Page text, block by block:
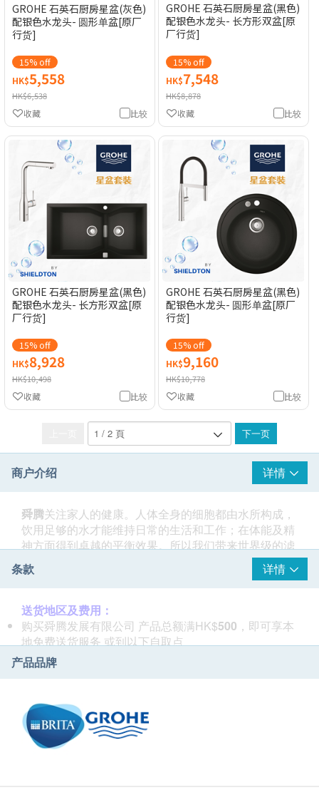
GROHE 石英石厨房星盆(灰色)
配银色水龙头- 圆形单盆[原厂
行货]
15% off
HK$5,558
HK$6,538
比较
收藏
GROHE 石英石厨房星盆(黑色)
配银色水龙头- 长方形双盆[原
厂行货]
15% off
HK$7,548
HK$8,878
比较
收藏
GROHE 石英石厨房星盆(黑色)
配银色水龙头- 长方形双盆[原
厂行货]
15% off
HK$8,928
HK$10,498
比较
收藏
GROHE 石英石厨房星盆(黑色)
配银色水龙头- 圆形单盆[原厂
行货]
15% off
HK$9,160
HK$10,778
比较
收藏
下一页
商户介绍 详情
舜腾关注家人的健康。人体全身的细胞都由水所构成，
饮用足够的水才能维持日常的生活和工作；在体能及精
神方面得到卓越的平衡效果。所以我们带来世界级的滤
水器，一个全球品牌
。它源于德国，超过
50年经验的优化饮用水专家。
产品包括滤水
器，水壶，水瓶；使用食品级材料，精湛的技术，获得
权威机构TUV 认证，其高质量与时尚设计，在全球超
过 60个国家销售。
舜腾提供
求，给予最佳的口感，最健康及最经济的效益。
条款 详情
送货地区及费用：
购买舜腾发展有限公司 产品总额满HK$500 ，即可享本
地免费送货服务 或到以下自取点
自取點：指定OK便利店 (
櫃
东涌 / 赤鱲角机场 / 大屿山 / 马湾/ 愉景湾 / 离岛 等地, 需
附加 $120 运费
偏远地区附加费用会由送货员收取
賬單總額未滿HK$
产品品牌